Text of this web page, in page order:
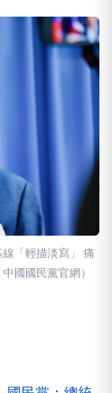
「輕描淡寫」 痛
國國民黨官網）